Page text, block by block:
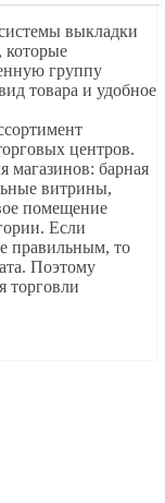
выкладки
которые
группу
товара и удобное
центров.
магазинов: барная
витрины,
помещение
Если
правильным, то
Поэтому
торговли